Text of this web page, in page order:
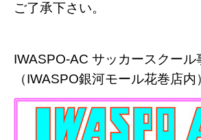
ご了承下さい。
IWASPO-AC サッカースクール
（IWASPO銀河モール花巻店